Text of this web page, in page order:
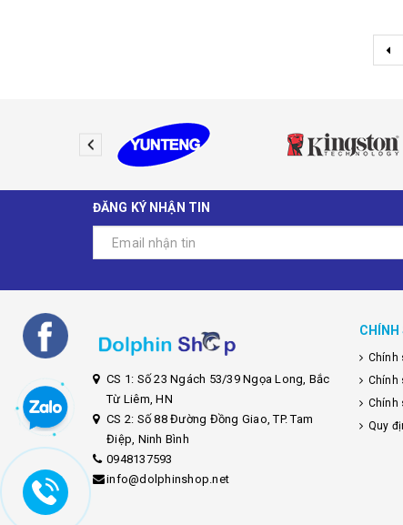
ĐĂNG KÝ NHẬN TIN
CS 1: Số 23 Ngách 53/39 Ngọa Long, Bắc
Từ Liêm, HN
CS 2: Số 88 Đường Đồng Giao, TP. Tam
Điệp, Ninh Bình
0948137593
info@dolphinshop.net
CHÍNH
Chính
Chính
Chính
Quy